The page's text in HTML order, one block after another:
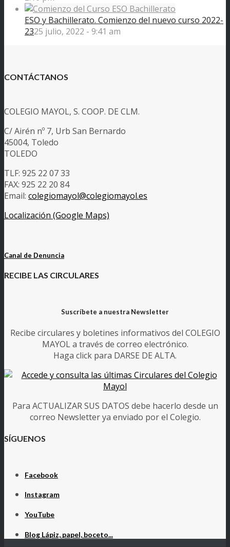
ESO y Bachillerato. Comienzo del nuevo curso 2022-
2325 julio, 2022 - 9:41 am
CONTÁCTANOS
COLEGIO MAYOL, S. COOP. DE CLM.
C/ Airén nº 7, Urb San Bernardo
45004, Toledo
TOLEDO
TLF: 925 22 07 33
FAX: 925 22 20 84
Email: colegiomayol@colegiomayol.es
Localización (Google Maps)
Canal de Denuncia
RECIBE LAS CIRCULARES
Suscríbete a nuestra Newsletter
Recibe circulares y boletines informativos del COLEGIO
MAYOL a través de correo electrónico.
Haga click para DARSE DE ALTA.
Para ACTUALIZAR SUS DATOS debe hacerlo desde un
correo Newsletter ya enviado por el Colegio.
SÍGUENOS
Facebook
Instagram
YouTube
Blog Lápiz, papel, boceto...